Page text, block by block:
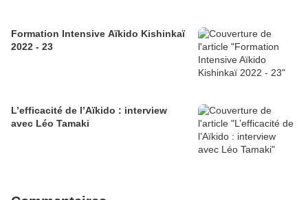
Formation Intensive Aïkido Kishinkaï
2022 - 23
L’efficacité de l’Aïkido : interview
avec Léo Tamaki